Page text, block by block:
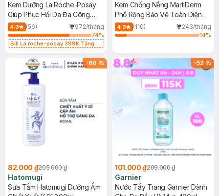
Kem Dưỡng La Roche-Posay
Giúp Phục Hồi Da Đa Công
Dụng 40ml
4.9 (56)
972/tháng
74%
Bill La roche-posay 399K Tặng
(SL có hạn)
Kem Chống Nắng MartiDerm
Phổ Rộng Bảo Vệ Toàn Diện
40ml
4.9 (110)
243/tháng
14%
-60 %
82.000 ₫205.000 ₫
Hatomugi
Sữa Tắm Hatomugi Dưỡng Ẩm
-52%
101.000 ₫209.000 ₫
Garnier
Nước Tẩy Trang Garnier Dành